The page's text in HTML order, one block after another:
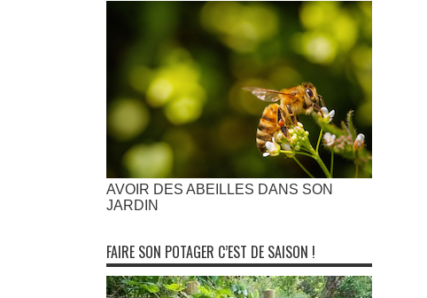
AVOIR DES ABEILLES DANS SON
JARDIN
FAIRE SON POTAGER C’EST DE SAISON !